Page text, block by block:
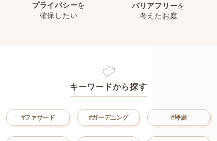
プライバシーを
確保したい
バリアフリーを
考えたお庭
キーワードから探す
#ファサード #ガーデニング #坪庭